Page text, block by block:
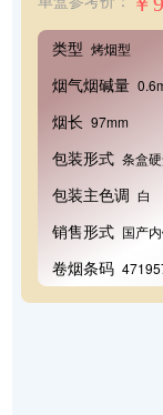
类型 烤烟型
烟气烟碱量
烟长 97mm
包装形式 条盒
包装主色调 白
销售形式 国产
卷烟条码